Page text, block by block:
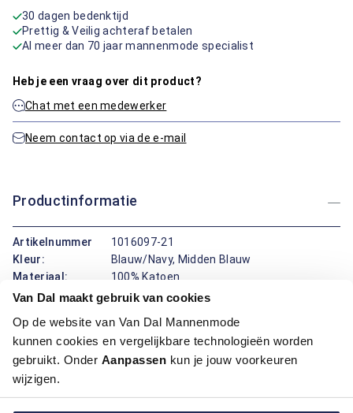
Van Dal maakt gebruik van cookies
Op de website van Van Dal Mannenmode
kunnen cookies en vergelijkbare technologieën worden
gebruikt. Onder Aanpassen kun je jouw voorkeuren
wijzigen.
30 dagen bedenktijd
Prettig & Veilig achteraf betalen
Al meer dan 70 jaar mannenmode specialist
Heb je een vraag over dit product?
Chat met een medewerker
Neem contact op via de e-mail
Productinformatie
Artikelnummer
1016097-21
Kleur:
Blauw/Navy, Midden Blauw
Materiaal:
100% Katoen
Pasvorm:
Regular Fit
Dit overhemd korte mouw van Campbell draagt prettig en
effen print zorgen voor een rustige uitstraling die makkelijk